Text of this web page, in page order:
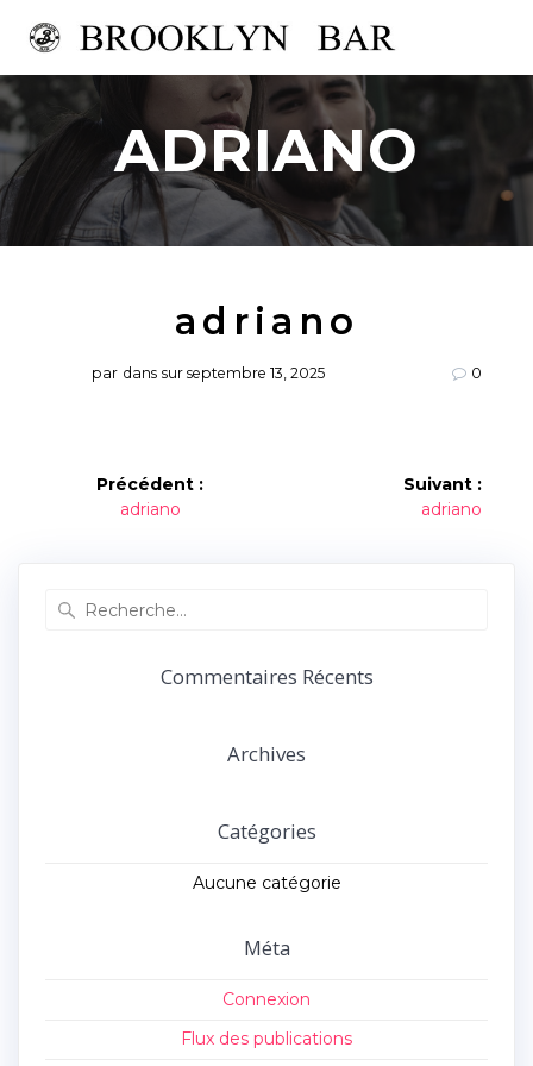
au
ADRIANO
adriano
par dans sur septembre 13, 2025 0
Navigation
Précédent :
Article
adriano
Suivant :
Article
adriano
Commentaires Récents
Archives
Catégories
Aucune catégorie
Méta
Connexion
Flux des publications